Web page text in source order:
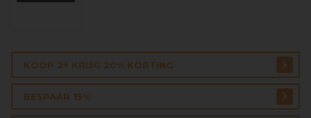
KOOP 2+ KRIJG 20% KORTING
BESPAAR 15%